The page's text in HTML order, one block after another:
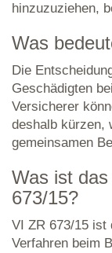
hinzuzuziehen,
Was
Die
Geschädigten
Versicherer
deshalb kürzen,
gemeinsamen
Was ist
673/15?
VI ZR 673/15 ist
Verfahren beim